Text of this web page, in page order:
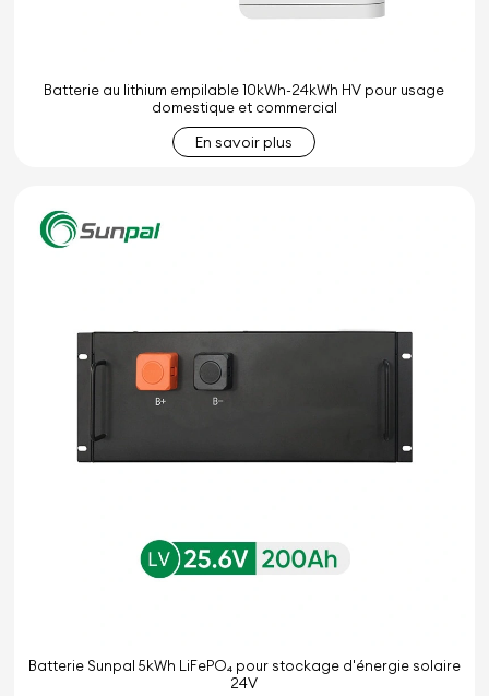
Batterie au lithium empilable 10kWh-24kWh HV pour usage
domestique et commercial
En savoir plus
Batterie Sunpal 5kWh LiFePO₄ pour stockage d'énergie solaire
24V